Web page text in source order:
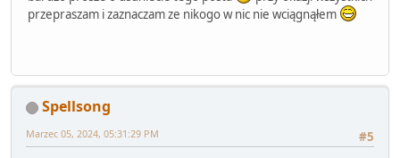
przepraszam i zaznaczam ze nikogo w nic nie wciągnąłem
Spellsong
#5
Marzec 05, 2024, 05:31:29 PM